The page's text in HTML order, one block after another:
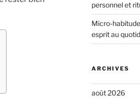
personnel et
Micro-
esprit au
ARCHIVES
août 2026